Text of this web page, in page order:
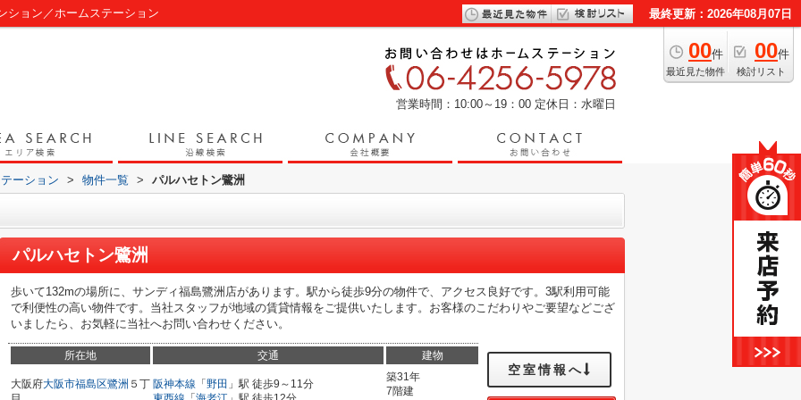
ション／ホームステーション 最終更新：2026年08月07日
00件
最近見た物件
00件
検討リスト
営業時間：10:00～19：00 定休日：水曜日
ーション > 物件一覧 > パルハセトン鷺洲
パルハセトン鷺洲
歩いて132mの場所に、サンディ福島鷺洲店があります。駅から徒歩9分の物件で、アクセス良好です。3駅利用可能
で利便性の高い物件です。当社スタッフが地域の賃貸情報をご提供いたします。お客様のこだわりやご要望などござ
いましたら、お気軽に当社へお問い合わせください。
所在地 交通 建物
大阪府大阪市福島区鷺洲 ５丁 阪神本線 「 野田 」駅 徒歩9～11分
築31年
7階建
空室情報へ